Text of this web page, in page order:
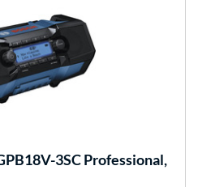
3SC Professional,